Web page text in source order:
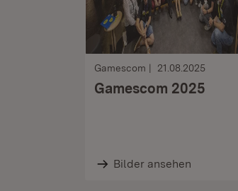
Gamescom 21.08.2025
Gamescom 2025
Bilder ansehen